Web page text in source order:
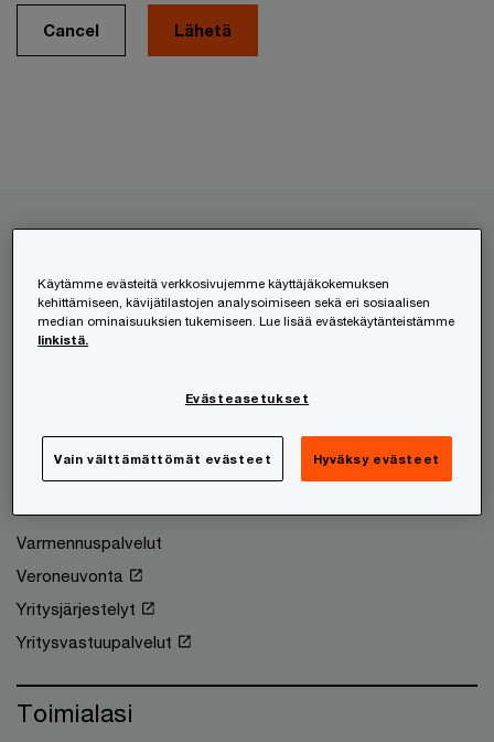
Cancel
HR- ja työnantajapalvelut
Kansainvälistyminen
Liikkeenjohdon konsultointi
Riskienhallinta
Teknologia ja digitaalisuus
Varmennuspalvelut
Veroneuvonta
Yritysjärjestelyt
Yritysvastuupalvelut
Toimialasi
Käytämme evästeitä verkkosivujemme käyttäjäkokemuksen
kehittämiseen, kävijätilastojen analysoimiseen sekä eri sosiaalisen
median ominaisuuksien tukemiseen. Lue lisää evästekäytänteistämme
linkistä.
Evästeasetukset
Vain välttämättömät evästeet Hyväksy evästeet